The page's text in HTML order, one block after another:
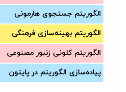
الگوریتم جستجوی هارمونی
الگوریتم بهینه‌سازی فرهنگی
الگوریتم کلونی زنبور مصنوعی
پیاده‌سازی الگوریتم در پایتون